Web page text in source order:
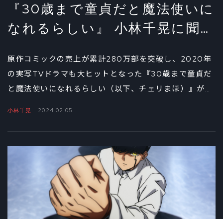
『30歳まで童貞だと魔法使いに
なれるらしい』 小林千晃に聞い
原作コミックの売上が累計280万部を突破し、2020年
の実写TVドラマも大ヒットとなった『30歳まで童貞だ
と魔法使いになれるらしい（以下、チェリまほ）』が待
て聞いた。
小林千晃 2024.02.05